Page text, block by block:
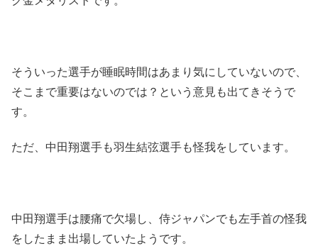
そういった選手が睡眠時間はあまり気にしていないので、
そこまで重要はないのでは？という意見も出てきそうで
す。
ただ、中田翔選手も羽生結弦選手も怪我をしています。
中田翔選手は腰痛で欠場し、侍ジャパンでも左手首の怪我
をしたまま出場していたようです。